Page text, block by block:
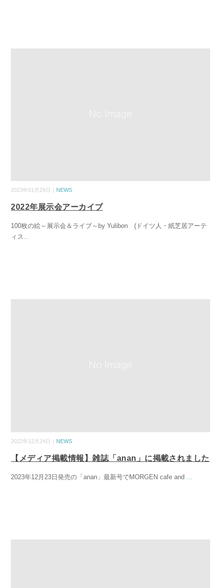
2023年01月29日｜ NEWS
2022年展示会アーカイブ
100枚の絵～展示会＆ライブ～by Yulibon (ドイツ人・紙芝居アーテ
ィス ...
2022年12月24日｜ NEWS
【メディア掲載情報】雑誌「anan」に掲載されました
2023年12月23日発売の「anan」最新号でMORGEN cafe and ...